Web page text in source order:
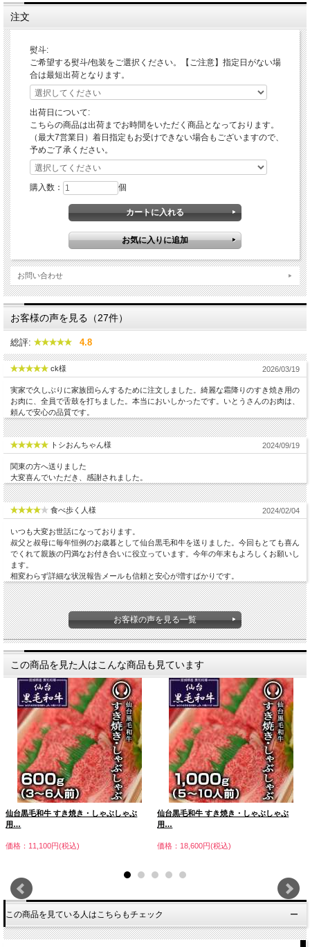
4.仙台黒毛和牛 焼肉丼
塩と胡椒で下味を付けフライパンで軽く焼きます。 料理酒を入れ最後に醤
油を少し。 ご飯にレタスと共に盛り付けます。
5.仙台黒毛和牛 肉巻きおにぎり
俵型のおにぎりを肉で巻いて、塩・胡椒または焼肉のたれで味付けしてお
好みの焼き加減でいただきます。
ロース肉を熱湯に入れた後すぐに冷水で冷やし、レタスを上に載せれば、
簡単で美味しい冷しゃぶサラダの出来上がり。
注文
熨斗:
ご希望する熨斗/包装をご選択ください。【ご注意】指定日がない場
合は最短出荷となります。
出荷日について:
こちらの商品は出荷までお時間をいただく商品となっております。
（最大7営業日）着日指定もお受けできない場合もございますので、
予めご了承ください。
購入数： 個
お問い合わせ
お客様の声を見る（27件）
総評: 4.8
ck様 2026/03/19
実家で久しぶりに家族団らんするために注文しました。綺麗な霜降りのすき焼き用の
お肉に、全員で舌鼓を打ちました。本当においしかったです。いとうさんのお肉は、
頼んで安心の品質です。
トシおんちゃん様 2024/09/19
関東の方へ送りました
大変喜んでいただき、感謝されました。
食べ歩く人様 2024/02/04
いつも大変お世話になっております。
叔父と叔母に毎年恒例のお歳暮として仙台黒毛和牛を送りました。今回もとても喜ん
でくれて親族の円満なお付き合いに役立っています。今年の年末もよろしくお願いし
ます。
相変わらず詳細な状況報告メールも信頼と安心が増すばかりです。
お客様の声を見る一覧
この商品を見た人はこんな商品も見ています
仙台黒毛和牛 すき焼き・しゃぶしゃぶ
用…
価格：11,100円(税込)
仙台黒毛和牛 すき焼き・しゃぶしゃぶ
用…
価格：18,600円(税込)
この商品を見ている人はこちらもチェック